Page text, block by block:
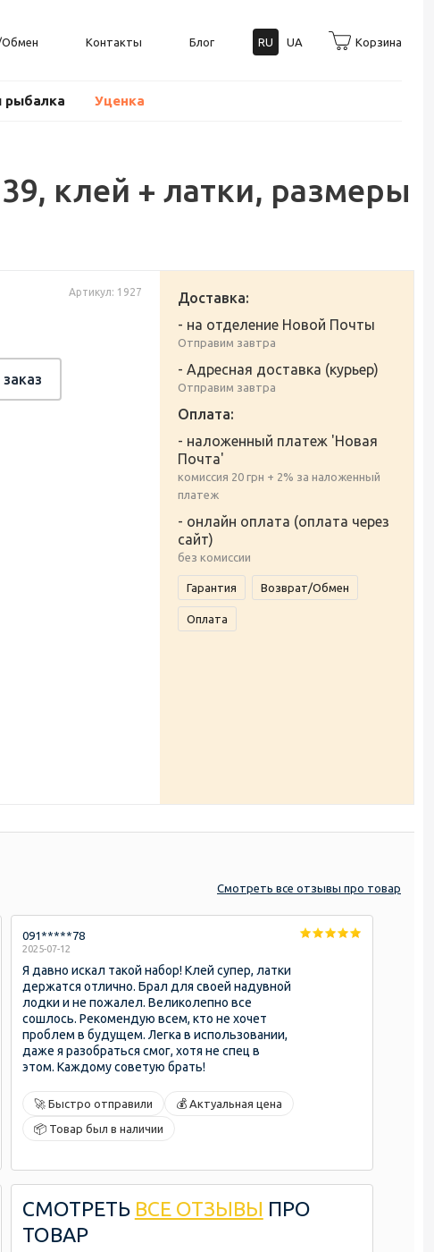
Обмен Контакты Блог RU UA Корзина
рыбалка Уценка
клей + латки, размеры
Артикул: 1927
Доставка:
- на отделение Новой Почты
Отправим завтра
- Адресная доставка (курьер)
Отправим завтра
Оплата:
- наложенный платеж 'Новая
Почта'
комиссия 20 грн + 2% за наложенный
платеж
- онлайн оплата (оплата через
сайт)
без комиссии
Гарантия Возврат/Обмен
Оплата
Смотреть все отзывы про товар
091*****78
2025-07-12
Я давно искал такой набор! Клей супер, латки
держатся отлично. Брал для своей надувной
лодки и не пожалел. Великолепно все
сошлось. Рекомендую всем, кто не хочет
проблем в будущем. Легка в использовании,
даже я разобраться смог, хотя не спец в
этом. Каждому советую брать!
🚀 Быстро отправили
💰 Актуальная цена
📦 Товар был в наличии
СМОТРЕТЬ ВСЕ ОТЗЫВЫ ПРО
ТОВАР